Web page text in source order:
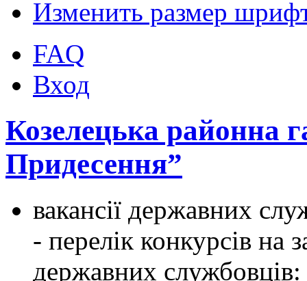
Изменить размер
FAQ
Вход
Козелецька районна
Придесення”
вакансії державних
- перелік конкурсів на
державних службовців: